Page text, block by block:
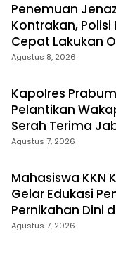
Penemuan
Kontrakan, Polisi
Cepat Lakukan
Agustus 8, 2026
Kapolres
Pelantikan
Serah Terima
Utama
Agustus 7, 2026
Mahasiswa KKN
Gelar Edukasi
Pernikahan Dini
Insan Utama
Agustus 7, 2026